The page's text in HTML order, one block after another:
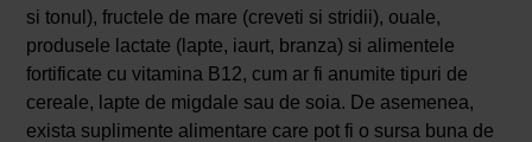
si tonul), fructele de mare (creveti si stridii), ouale,
produsele lactate (lapte, iaurt, branza) si alimentele
fortificate cu vitamina B12, cum ar fi anumite tipuri de
cereale, lapte de migdale sau de soia. De asemenea,
exista suplimente alimentare care pot fi o sursa buna de